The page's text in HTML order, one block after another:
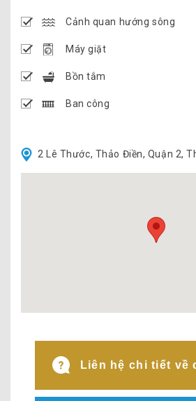
Cảnh quan hướng sông
Máy giặt
Bồn tắm
Ban công
2 Lê Thước, Thảo Điền, Quận 2,
Liên hệ chi tiết về